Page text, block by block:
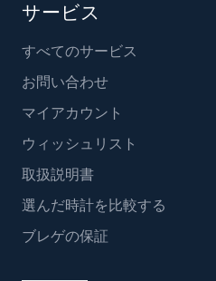
サービス
すべてのサービス
お問い合わせ
マイアカウント
ウィッシュリスト
取扱説明書
選んだ時計を比較する
ブレゲの保証